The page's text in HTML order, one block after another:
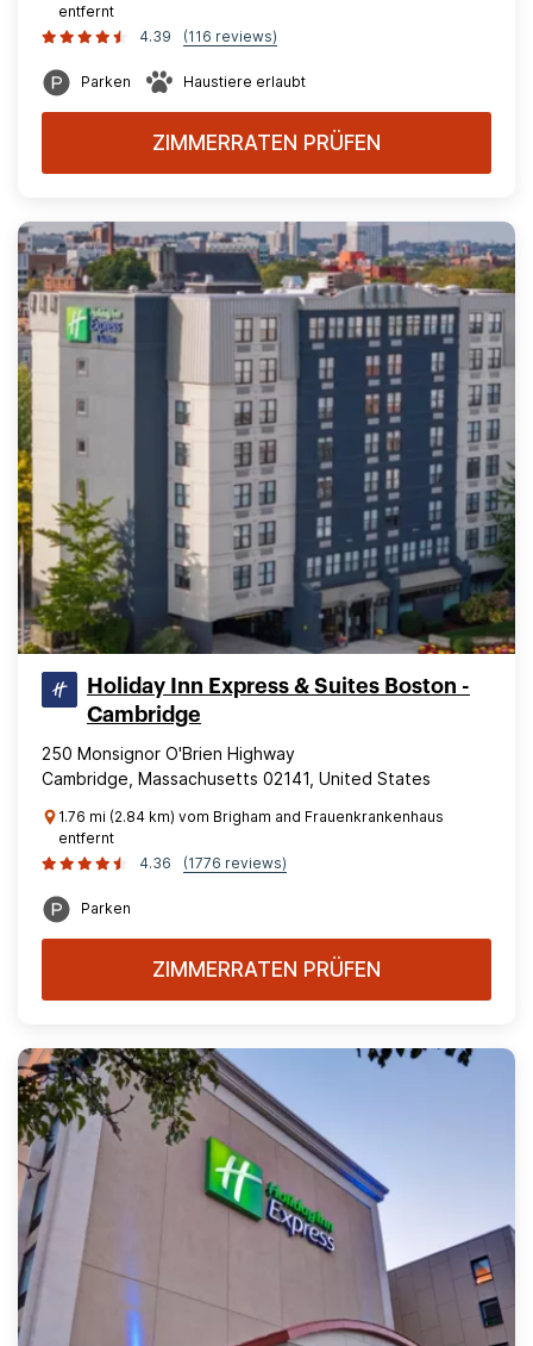
entfernt
4.39
(116 reviews)
Parken Haustiere erlaubt
ZIMMERRATEN PRÜFEN
Holiday Inn Express & Suites Boston -
Cambridge
250 Monsignor O'Brien Highway
Cambridge, Massachusetts 02141, United States
1.76 mi (2.84 km) vom Brigham and Frauenkrankenhaus
entfernt
4.36
(1776 reviews)
Parken
ZIMMERRATEN PRÜFEN